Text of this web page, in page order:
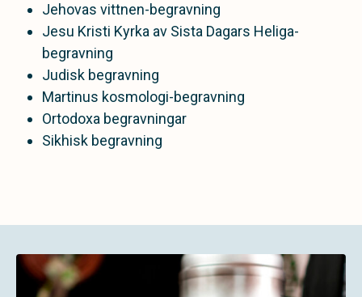
Jehovas vittnen-begravning
Jesu Kristi Kyrka av Sista Dagars Heliga-
begravning
Judisk begravning
Martinus kosmologi-begravning
Ortodoxa begravningar
Sikhisk begravning